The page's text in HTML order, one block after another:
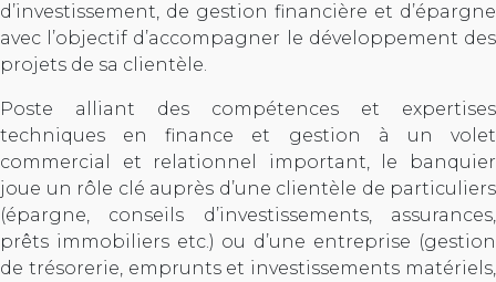
d’investissement, de gestion financière et d’épargne
avec l’objectif d’accompagner le développement des
projets de sa clientèle.
Poste alliant des compétences et expertises
techniques en finance et gestion à un volet
commercial et relationnel important, le banquier
joue un rôle clé auprès d’une clientèle de particuliers
(épargne, conseils d’investissements, assurances,
prêts immobiliers etc.) ou d’une entreprise (gestion
de trésorerie, emprunts et investissements matériels,